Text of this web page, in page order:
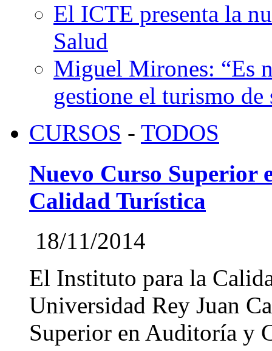
El ICTE presenta la
Salud
Miguel Mirones: “Es
gestione el turismo de
CURSOS - TODOS
Nuevo Curso Superior
Calidad Turística
18/11/2014
El Instituto para la
Universidad Rey Juan
Superior en Auditoría y